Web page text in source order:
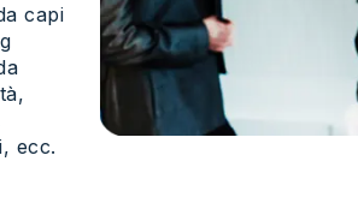
capi
ecc.